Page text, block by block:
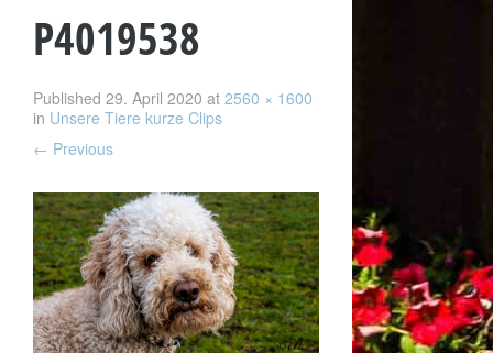
P4019538
Published 29. April 2020 at 2560 × 1600
in Unsere Tiere kurze Clips
← Previous